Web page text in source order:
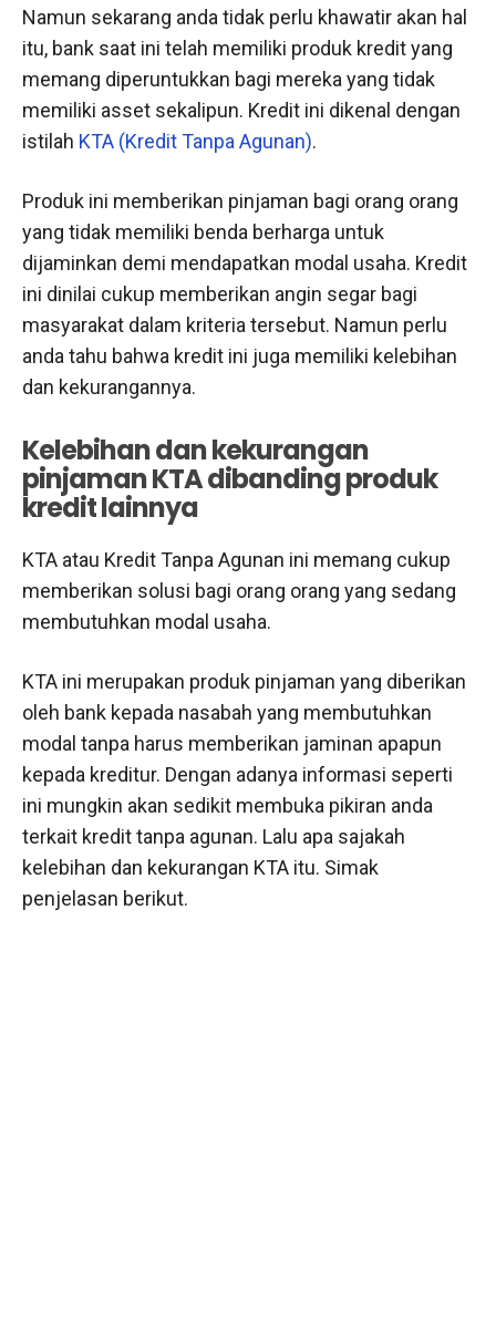
Namun sekarang anda tidak perlu khawatir akan hal
itu, bank saat ini telah memiliki produk kredit yang
memang diperuntukkan bagi mereka yang tidak
memiliki asset sekalipun. Kredit ini dikenal dengan
istilah KTA (Kredit Tanpa Agunan).
Produk ini memberikan pinjaman bagi orang orang
yang tidak memiliki benda berharga untuk
dijaminkan demi mendapatkan modal usaha. Kredit
ini dinilai cukup memberikan angin segar bagi
masyarakat dalam kriteria tersebut. Namun perlu
anda tahu bahwa kredit ini juga memiliki kelebihan
dan kekurangannya.
Kelebihan dan kekurangan
pinjaman KTA dibanding produk
kredit lainnya
KTA atau Kredit Tanpa Agunan ini memang cukup
memberikan solusi bagi orang orang yang sedang
membutuhkan modal usaha.
KTA ini merupakan produk pinjaman yang diberikan
oleh bank kepada nasabah yang membutuhkan
modal tanpa harus memberikan jaminan apapun
kepada kreditur. Dengan adanya informasi seperti
ini mungkin akan sedikit membuka pikiran anda
terkait kredit tanpa agunan. Lalu apa sajakah
kelebihan dan kekurangan KTA itu. Simak
penjelasan berikut.